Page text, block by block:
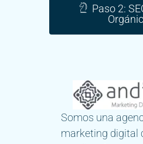
Paso 2:
Somos una
marketing digital